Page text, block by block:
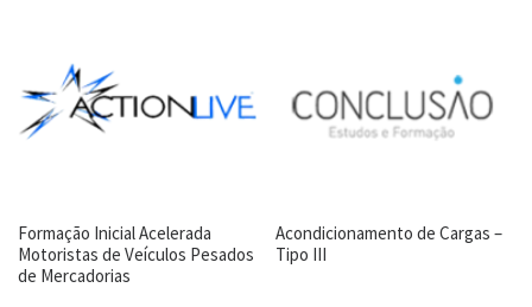
Formação Inicial Acelerada
Motoristas de Veículos Pesados
de Mercadorias
Acondicionamento de Cargas –
Tipo III